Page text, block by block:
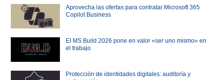
Aprovecha las ofertas para contratar Microsoft 365
Copilot Business
El MS Build 2026 pone en valor «ser uno mismo» en
el trabajo
Protección de identidades digitales: auditoría y